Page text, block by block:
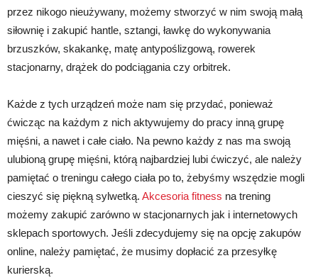
przez nikogo nieużywany, możemy stworzyć w nim swoją małą
siłownię i zakupić hantle, sztangi, ławkę do wykonywania
brzuszków, skakankę, matę antypoślizgową, rowerek
stacjonarny, drążek do podciągania czy orbitrek.
Każde z tych urządzeń może nam się przydać, ponieważ
ćwicząc na każdym z nich aktywujemy do pracy inną grupę
mięśni, a nawet i całe ciało. Na pewno każdy z nas ma swoją
ulubioną grupę mięśni, którą najbardziej lubi ćwiczyć, ale należy
pamiętać o treningu całego ciała po to, żebyśmy wszędzie mogli
cieszyć się piękną sylwetką. Akcesoria fitness na trening
możemy zakupić zarówno w stacjonarnych jak i internetowych
sklepach sportowych. Jeśli zdecydujemy się na opcję zakupów
online, należy pamiętać, że musimy dopłacić za przesyłkę
kurierską.